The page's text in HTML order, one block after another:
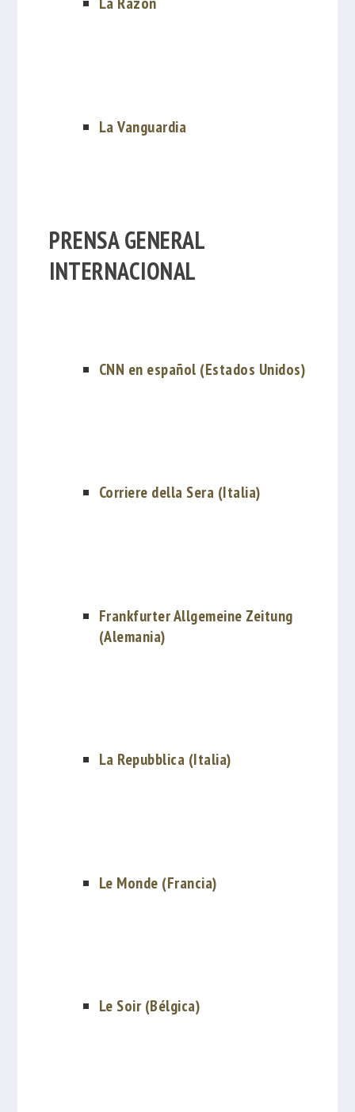
La Vanguardia
PRENSA GENERAL
INTERNACIONAL
CNN en español (Estados Unidos)
Corriere della Sera (Italia)
Frankfurter Allgemeine Zeitung
(Alemania)
La Repubblica (Italia)
Le Monde (Francia)
Le Soir (Bélgica)